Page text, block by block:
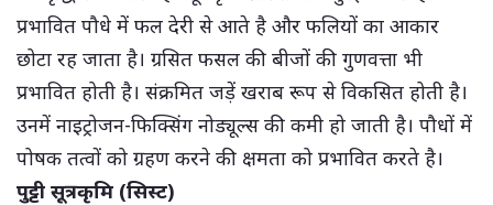
प्रभावित पौधे में फल देरी से आते है और फलियों का आकार
छोटा रह जाता है। ग्रसित फसल की बीजों की गुणवत्ता भी
प्रभावित होती है। संक्रमित जड़ें खराब रूप से विकसित होती है।
उनमें नाइट्रोजन-फिक्सिंग नोड्यूल्स की कमी हो जाती है। पौधों में
पोषक तत्वों को ग्रहण करने की क्षमता को प्रभावित करते है।
पुट्टी सूत्रकृमि (सिस्ट)